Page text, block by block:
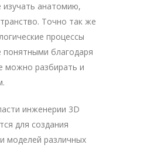
изучать анатомию,
Точно так же
процессы
понятными благодаря
можно разбирать и
инженерии 3D
для создания
моделей различных